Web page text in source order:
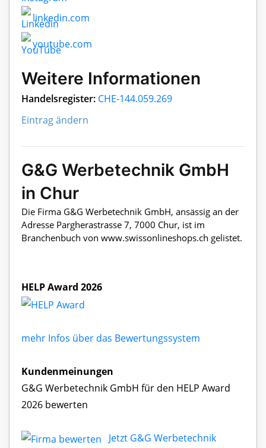
linkedin.com
youtube.com
Weitere Informationen
Handelsregister: CHE-144.059.269
Eintrag ändern
G&G Werbetechnik GmbH
in Chur
Die Firma G&G Werbetechnik GmbH, ansässig an der
Adresse Pargherastrasse 7, 7000 Chur, ist im
Branchenbuch von www.swissonlineshops.ch gelistet.
HELP Award 2026
mehr Infos über das Bewertungssystem
Kundenmeinungen
G&G Werbetechnik GmbH für den HELP Award
2026 bewerten
Jetzt G&G Werbetechnik